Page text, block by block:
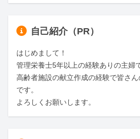
自己紹介（PR）
はじめまして！
管理栄養士5年以上の経験ありの主婦
高齢者施設の献立作成の経験で皆さ
です。
よろしくお願いします。